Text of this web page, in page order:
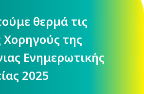
θερμά τις
Χορηγούς της
Ενημερωτικής
2025